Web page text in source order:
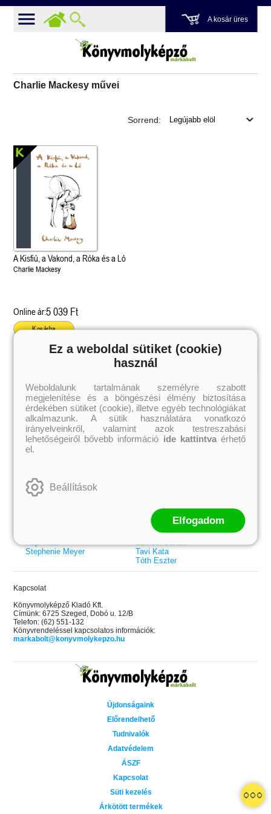
A kosár üres
Charlie Mackesy művei
Grace and Glory - Kegyelem és
dicsőség (Az Előhírnök-trilógia
Különleges éldekorált kiadás!
Bad Girl Reputation
lány (Avalon Bay 2.)
Elle Kennedy
Sorrend:
A Kisfiú, a Vakond, a Róka és a Ló
Charlie Mackesy
Online ár:5 039 Ft
Kosárba
Külföldiek
Brigid Kemmerer
Cassandra Clare
Colleen Hoover
Elle Kennedy
Erin Watt
Holly Webb
Jenny Han
Leigh Bardugo
Maggie Stiefvater
Rupi Kaur
Stephenie Meyer
Magyarok
Ashley Carrigan
Benina
Bessenyei Gábor
Bodor Attila
Böszörményi Gyula
Rácz-Stefán Tibor
Róbert Katalin
Spirit Bliss
Szélesi Sándor
Tavi Kata
Tóth Eszter
Kapcsolat
Könyvmolyképző Kiadó Kft.
Címünk: 6725 Szeged, Dobó u. 12/B
Telefon: (62) 551-132
Könyvrendeléssel kapcsolatos információk:
markabolt@konyvmolykepzo.hu
Újdonságaink
Előrendelhető
Tudnivalók
Adatvédelem
ÁSZF
Kapcsolat
Süti kezelés
Árkötött termékek
Ez a weboldal sütiket (cookie)
használ
Weboldalunk tartalmának személyre szabott
megjelenítése és a böngészési élmény biztosítása
érdekében sütiket (cookie), illetve egyéb technológiákat
alkalmazunk. A sütik használatára vonatkozó
irányelveinkről, valamint azok testreszabási
lehetőségeiről bővebb információ ide kattintvaérhető
el.
Beállítások
Elfogadom